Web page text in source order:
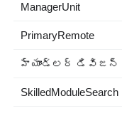
ManagerUnit
PrimaryRemote
హ్యాండ్లర్ డివిజన్
SkilledModuleSearch